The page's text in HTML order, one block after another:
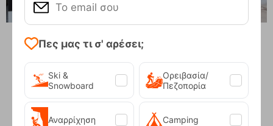
Μοιράσου το!
Πες μας τι σ' αρέσει;
Ski &
Snowboard
Ορειβασία/
Πεζοπορία
Αναρρίχηση Camping